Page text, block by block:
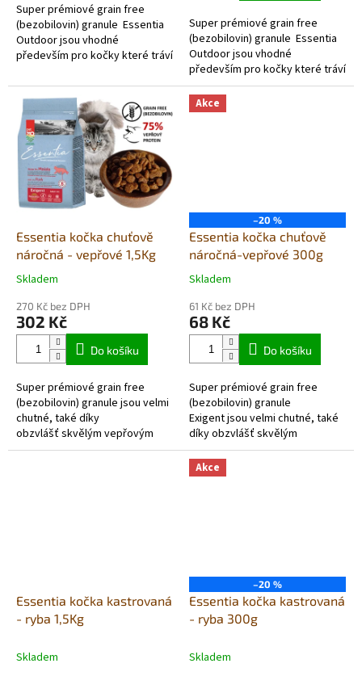
hvězdiček.
Super prémiové grain free
(bezobilovin) granule Essentia
Outdoor jsou vhodné
především pro kočky které tráví
Poskytují těm aktivnějším
kočkám spousty...
Super prémiové grain free
(bezobilovin) granule Essentia
Outdoor jsou vhodné
především pro kočky které tráví
většinu času mimo domov.
Poskytují těm aktivnějším
kočkám spousty...
Essentia kočka chuťově
náročná - vepřové 1,5Kg
Průměrné
produktu
je
hvězdiček.
Skladem
270 Kč bez DPH
302 Kč
Do košíku
Super prémiové grain free
(bezobilovin) granule jsou velmi
chutné, také díky
obzvlášť skvělým vepřovým
proteinům, zvláště vhodné pro
Akce
–20 %
Essentia kočka chuťově
náročná-vepřové 300g
Průměrné
produktu
je
hvězdiček.
Skladem
61 Kč bez DPH
68 Kč
Do košíku
Super prémiové grain free
(bezobilovin) granule
Exigent jsou velmi chutné, také
díky obzvlášť skvělým
vepřovým proteinům, zvláště
vhodné pro domácí kočky se
sníženou chutí k...
Essentia kočka kastrovaná
- ryba 1,5Kg
Skladem
Akce
–20 %
Essentia kočka kastrovaná
- ryba 300g
Skladem